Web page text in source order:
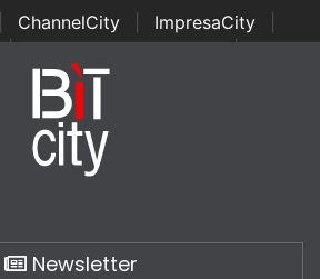
ChannelCity ImpresaCity
| Italian Channel Awards | Italian
Italian Security Awards
Newsletter